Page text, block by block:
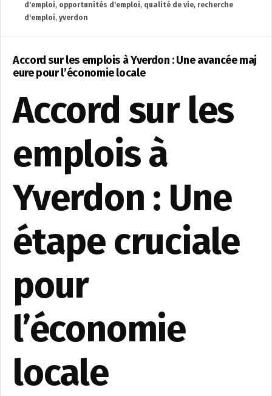
d'emploi, opportunités d'emploi, qualité de vie, recherche
d'emploi, yverdon
Accord sur les emplois à Yverdon : Une avancée maj
eure pour l’économie locale
Accord sur les
emplois à
Yverdon : Une
étape cruciale
pour
l’économie
locale